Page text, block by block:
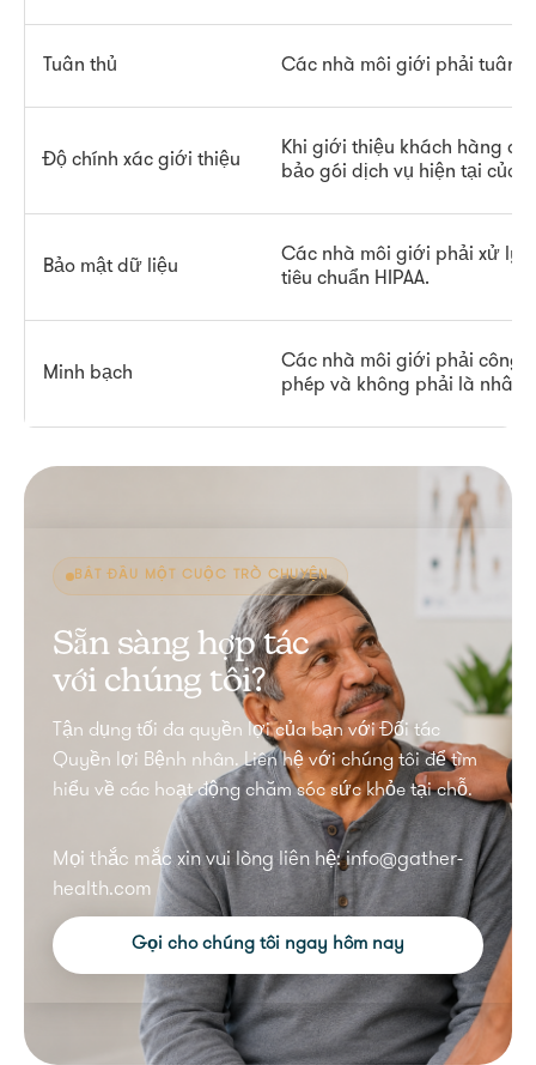
Tuân thủ Các nhà môi giới phải tuân
Độ chính xác giới thiệu
Khi giới thiệu khách hàng
bảo gói dịch vụ hiện tại của
Bảo mật dữ liệu
Các nhà môi giới phải xử lý
tiêu chuẩn HIPAA.
Minh bạch
Các nhà môi giới phải công
phép và không phải là nhân
BẮT ĐẦU MỘT CUỘC TRÒ CHUYỆN
Sẵn sàng hợp tác
với chúng tôi?
Tận dụng tối đa quyền lợi của bạn với Đối tác
Quyền lợi Bệnh nhân. Liên hệ với chúng tôi để tìm
hiểu về các hoạt động chăm sóc sức khỏe tại chỗ.
Mọi thắc mắc xin vui lòng liên hệ: info@gather-
health.com
Gọi cho chúng tôi ngay hôm nay